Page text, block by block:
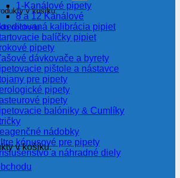
v košíku.
obchodu
v košíku.
1-Kanálové pipety
8 a 12 Kanálové
kalibrácia pipiet
balíčky pipiet
pipety
dávkovače a byrety
pištole a nástavce
pre pipety
pipety
pipety
balóniky & Cumlíky
nádobky
kónusové pre pipety
a náhradné diely